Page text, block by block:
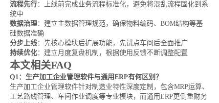
流程先行：上线前完成业务流程标准化，避免将混乱流程固化到系
统中
数据治理：建立主数据管理规范，确保物料编码、BOM结构等基
础数据准确
分步上线：先核心模块后扩展功能，先试点车间后全面推广
持续优化：建立月度复盘机制，根据使用反馈不断调整配置
本文相关FAQ
Q1：生产加工企业管理软件与通用ERP有何区别？
生产加工企业管理软件针对制造业特性深度定制，包含MRP运算、
工艺路线管理、车间作业调度等专业模块，而通用ERP更侧重财务